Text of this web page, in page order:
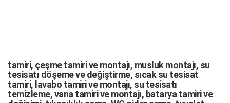
tamiri, çeşme tamirivemontajı, musluk montajı, su
tesisatı döşemeve değiştirme, sıcak su tesisat
tamiri, lavabo tamirivemontajı, su tesisatı
temizleme,vana tamirivemontajı, batarya tamirive